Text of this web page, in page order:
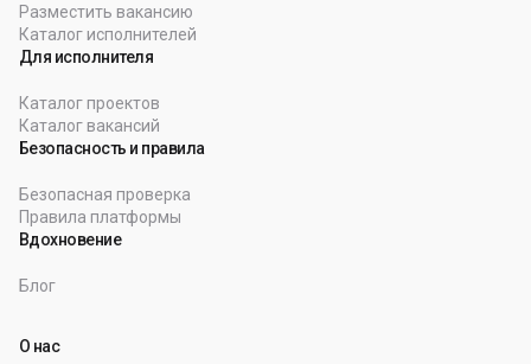
Разместить вакансию
Каталог исполнителей
Для исполнителя
Каталог проектов
Каталог вакансий
Безопасность и правила
Безопасная проверка
Правила платформы
Вдохновение
Блог
О нас